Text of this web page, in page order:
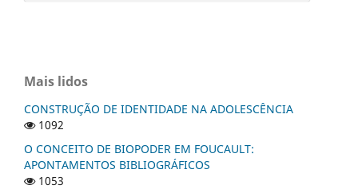
Mais lidos
CONSTRUÇÃO DE IDENTIDADE NA ADOLESCÊNCIA
1092
O CONCEITO DE BIOPODER EM FOUCAULT:
APONTAMENTOS BIBLIOGRÁFICOS
1053